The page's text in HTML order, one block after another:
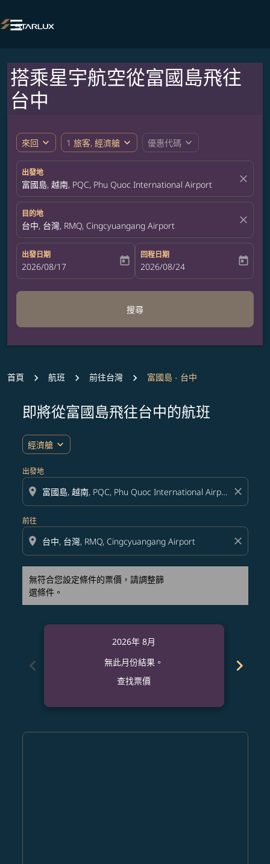

搭乘星宇航空從富國島飛往
台中
來回 expand_more 1 旅客, 經濟艙 expand_more 優惠代碼 expand_more
出發地
富國島, 越南, PQC, Phu Quoc International Airport close
目的地
台中, 台灣, RMQ, Cingcyuangang Airport close
出發日期
fc-booking-departure-date-aria-label
2026/08/17 today
回程日期
fc-booking-return-date-aria-label
2026/08/24 today
搜尋
首頁 航班 前往台灣 富國島 - 台中
即將從富國島飛往台中的航班
經濟艙 expand_more
出發地
location_on close
前往
location_on close
無符合您設定條件的票價，請調整篩
選條件。
無符合您設定條件的票價，請調整篩選條件。
chevron_left
2026年 8月
無此月份結果。
查找票價
chevron_right